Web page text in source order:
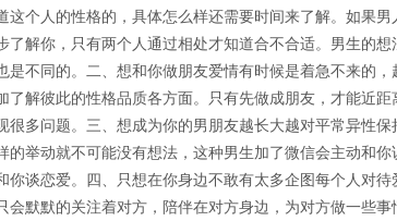
个人的性格的，具体怎么样还需要时间来了解。如果
解你，只有两个人通过相处才知道合不合适。男生的
不同的。二、想和你做朋友爱情有时候是着急不来的
解彼此的性格品质各方面。只有先做成朋友，才能近
多问题。三、想成为你的男朋友越长大越对平常异性
举动就不可能没有想法，这种男生加了微信会主动和
谈恋爱。四、只想在你身边不敢有太多企图每个人对
默默的关注着对方，陪伴在对方身边，为对方做一些